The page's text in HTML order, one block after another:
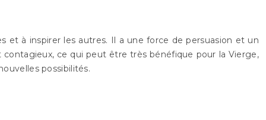
et à inspirer les autres. Il a une force de persuasion et un
ce qui peut être très bénéfique pour la Vierge,
possibilités.